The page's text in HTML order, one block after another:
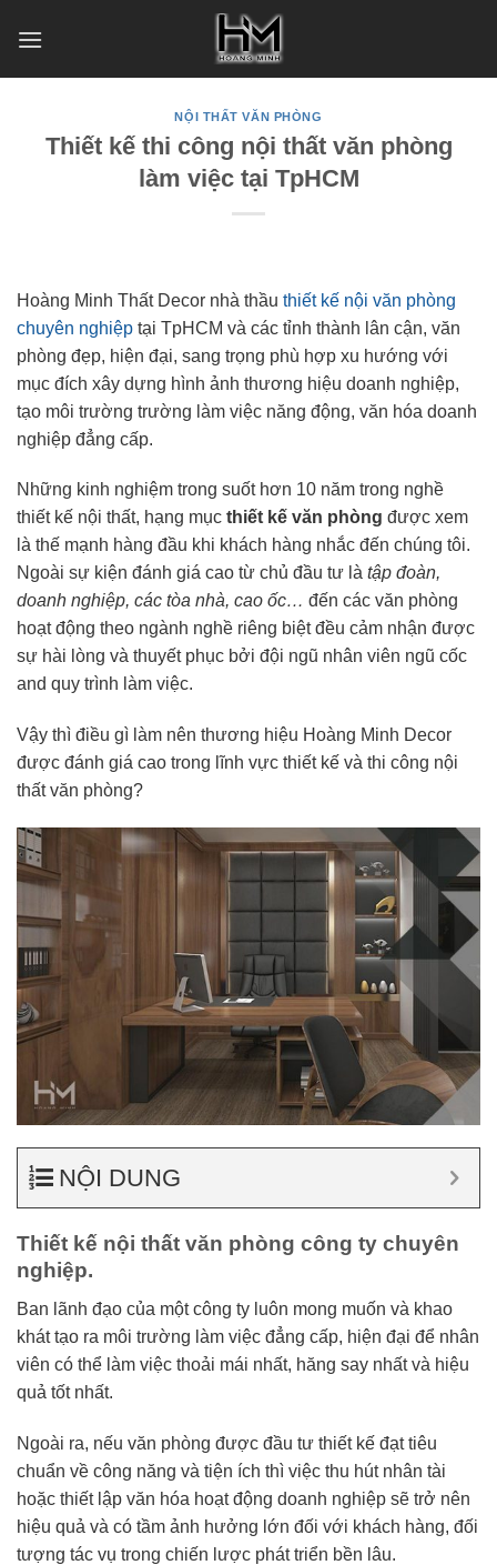
NỘI THẤT VĂN PHÒNG
Thiết kế thi công nội thất văn phòng
làm việc tại TpHCM
Hoàng Minh Thất Decor nhà thầu thiết kế nội văn phòng
chuyên nghiệp tại TpHCM và các tỉnh thành lân cận, văn
phòng đẹp, hiện đại, sang trọng phù hợp xu hướng với
mục đích xây dựng hình ảnh thương hiệu doanh nghiệp,
tạo môi trường trường làm việc năng động, văn hóa doanh
nghiệp đẳng cấp.
Những kinh nghiệm trong suốt hơn 10 năm trong nghề
thiết kế nội thất, hạng mục thiết kế văn phòng được xem
là thế mạnh hàng đầu khi khách hàng nhắc đến chúng tôi.
Ngoài sự kiện đánh giá cao từ chủ đầu tư là tập đoàn,
doanh nghiệp, các tòa nhà, cao ốc… đến các văn phòng
hoạt động theo ngành nghề riêng biệt đều cảm nhận được
sự hài lòng và thuyết phục bởi đội ngũ nhân viên ngũ cốc
and quy trình làm việc.
Vậy thì điều gì làm nên thương hiệu Hoàng Minh Decor
được đánh giá cao trong lĩnh vực thiết kế và thi công nội
thất văn phòng?
NỘI DUNG
Thiết kế nội thất văn phòng công ty chuyên
nghiệp.
Ban lãnh đạo của một công ty luôn mong muốn và khao
khát tạo ra môi trường làm việc đẳng cấp, hiện đại để nhân
viên có thể làm việc thoải mái nhất, hăng say nhất và hiệu
quả tốt nhất.
Ngoài ra, nếu văn phòng được đầu tư thiết kế đạt tiêu
chuẩn về công năng và tiện ích thì việc thu hút nhân tài
hoặc thiết lập văn hóa hoạt động doanh nghiệp sẽ trở nên
hiệu quả và có tầm ảnh hưởng lớn đối với khách hàng, đối
tượng tác vụ trong chiến lược phát triển bền lâu.